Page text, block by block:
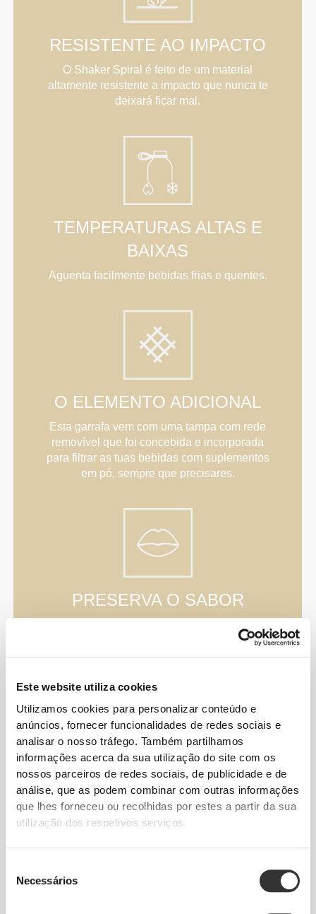
Este website utiliza cookies
Utilizamos cookies para personalizar conteúdo e
anúncios, fornecer funcionalidades de redes sociais e
analisar o nosso tráfego. Também partilhamos
informações acerca da sua utilização do site com os
nossos parceiros de redes sociais, de publicidade e de
análise, que as podem combinar com outras informações
que lhes forneceu ou recolhidas por estes a partir da sua
utilização dos respetivos serviços.
Necessários
RESISTENTE AO IMPACTO
O Shaker Spiral é feito de um material
altamente resistente a impacto que nunca te
deixará ficar mal.
TEMPERATURAS ALTAS E
BAIXAS
Aguenta facilmente bebidas frias e quentes.
O ELEMENTO ADICIONAL
Esta garrafa vem com uma tampa com rede
removível que foi concebida e incorporada
para filtrar as tuas bebidas com suplementos
em pó, sempre que precisares.
PRESERVA O SABOR
o sabor das tuas bebidas, mantendo os seus
sabores originais, porque ninguém gosta de
é adequada para a máquina de lavar a loiça.
FÁCIL DE TRANSPORTAR